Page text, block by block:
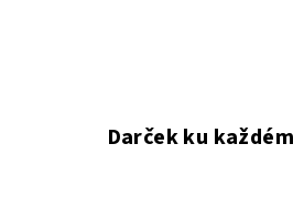
Darček ku